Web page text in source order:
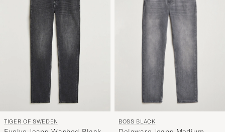
TIGER OF SWEDEN BOSS BLACK